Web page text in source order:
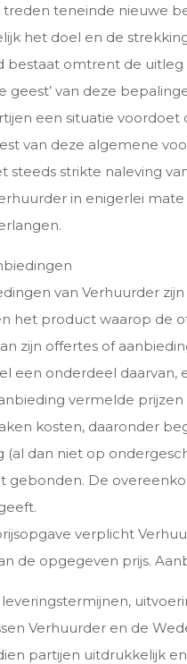
treden teneinde nieuwe
het doel en de
bestaat omtrent de
geest’ van deze
een situatie
van deze algemene
steeds strikte naleving
in enigerlei
van Verhuurder
het product waarop de
zijn offertes of
een onderdeel daarvan,
vermelde
kosten, daaronder
(al dan niet op
gebonden. De
verplicht
de opgegeven prijs.
Verhuurder en de
partijen uitdrukkelijk